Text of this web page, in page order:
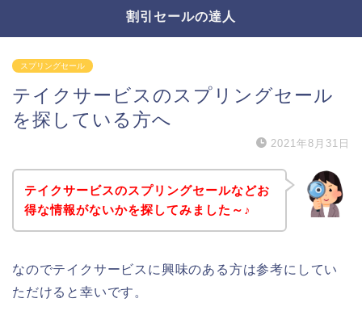
割引セールの達人
スプリングセール
テイクサービスのスプリングセール
を探している方へ
2021年8月31日
テイクサービスのスプリングセールなどお
得な情報がないかを探してみました～♪
なのでテイクサービスに興味のある方は参考にしてい
ただけると幸いです。